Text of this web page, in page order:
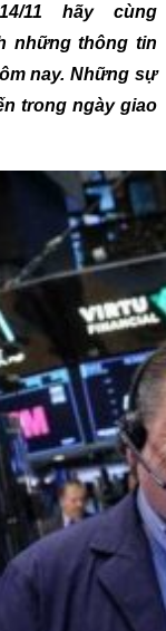
11 hãy cùng
những thông tin
nay. Những sự
trong ngày giao